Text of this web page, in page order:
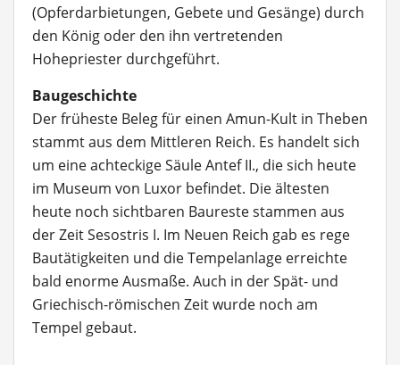
(Opferdarbietungen, Gebete und Gesänge) durch
den König oder den ihn vertretenden
Hohepriester durchgeführt.
Baugeschichte
Der früheste Beleg für einen Amun-Kult in Theben
stammt aus dem Mittleren Reich. Es handelt sich
um eine achteckige Säule Antef II., die sich heute
im Museum von Luxor befindet. Die ältesten
heute noch sichtbaren Baureste stammen aus
der Zeit Sesostris I. Im Neuen Reich gab es rege
Bautätigkeiten und die Tempelanlage erreichte
bald enorme Ausmaße. Auch in der Spät- und
Griechisch-römischen Zeit wurde noch am
Tempel gebaut.